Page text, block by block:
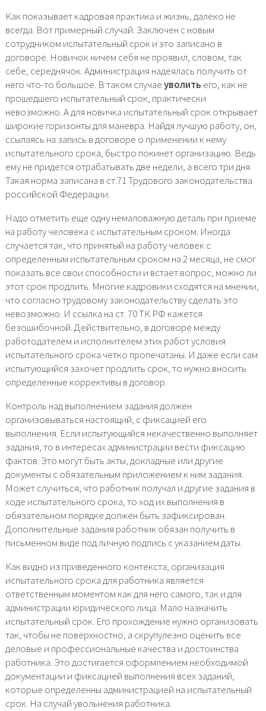
Как показывает кадровая практика и жизнь, далеко не
всегда. Вот примерный случай. Заключен с новым
сотрудником испытательный срок и это записано в
договоре. Новичок ничем себя не проявил, словом, так
себе, середнячок. Администрация надеялась получить от
него что-то большое. В таком случаеуволить его, как не
прошедшего испытательный срок, практически
невозможно. А для новичка испытательный срок открывает
широкие горизонты для маневра. Найдя лучшую работу, он,
ссылаясь на запись в договоре о применении к нему
испытательного срока, быстро покинет организацию. Ведь
ему не придется отрабатывать две недели, а всего три дня.
Такая норма записана в ст.71 Трудового законодательства
российской Федерации.
Надо отметить еще одну немаловажную деталь при приеме
на работу человека с испытательным сроком. Иногда
случается так, что принятый на работу человек с
определенным испытательным сроком на 2 месяца, не смог
показать все свои способности и встает вопрос, можно ли
этот срок продлить. Многие кадровики сходятся на мнении,
что согласно трудовому законодательству сделать это
невозможно. И ссылка на ст. 70 ТК РФ кажется
безошибочной. Действительно, в договоре между
работодателем и исполнителем этих работ условия
испытательного срока четко пропечатаны. И даже если сам
испытующийся захочет продлить срок, то нужно вносить
определенные коррективы в договор.
Контроль над выполнением задания должен
организовываться настоящий, с фиксацией его
выполнения. Если испытующийся некачественно выполняет
задания, то в интересах администрации вести фиксацию
фактов. Это могут быть акты, докладные или другие
документы с обязательным приложением к ним задания.
Может случиться, что работник получал и другие задания в
ходе испытательного срока, то ход их выполнения в
обязательном порядке должен быть зафиксирован.
Дополнительные задания работник обязан получить в
письменном виде под личную подпись с указанием даты.
Как видно из приведенного контекста, организация
испытательного срока для работника является
ответственным моментом как для него самого, так и для
администрации юридического лица. Мало назначить
испытательный срок. Его прохождение нужно организовать
так, чтобы не поверхностно, а скрупулезно оценить все
деловые и профессиональные качества и достоинства
работника. Это достигается оформлением необходимой
документации и фиксацией выполнения всех заданий,
которые определенны администрацией на испытательный
срок. На случай увольнения работника.